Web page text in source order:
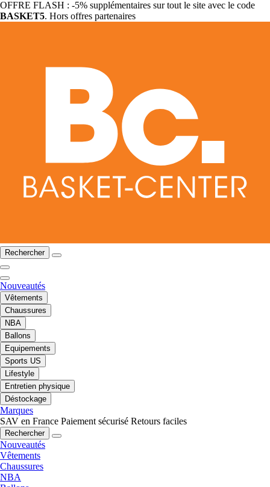
OFFRE FLASH : -5% supplémentaires sur tout le site avec le code
BASKET5. Hors offres partenaires
Rechercher
Nouveautés
Vêtements
Chaussures
NBA
Ballons
Equipements
Sports US
Lifestyle
Entretien physique
Déstockage
Marques
SAV en France Paiement sécurisé Retours faciles
Rechercher
Nouveautés
Vêtements
Chaussures
NBA